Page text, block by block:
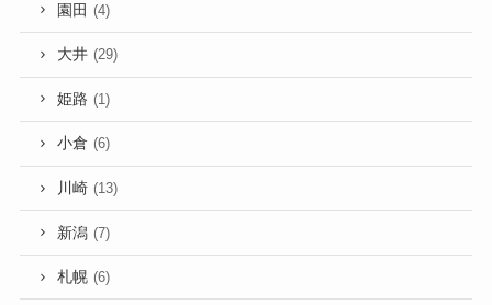
園田 (4)
大井 (29)
姫路 (1)
小倉 (6)
川崎 (13)
新潟 (7)
札幌 (6)